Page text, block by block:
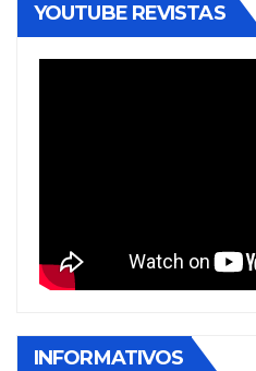
YOUTUBE REVISTAS
INFORMATIVOS